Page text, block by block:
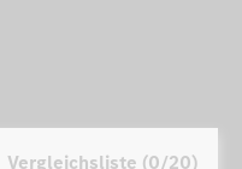
Vergleichsliste (0/20)